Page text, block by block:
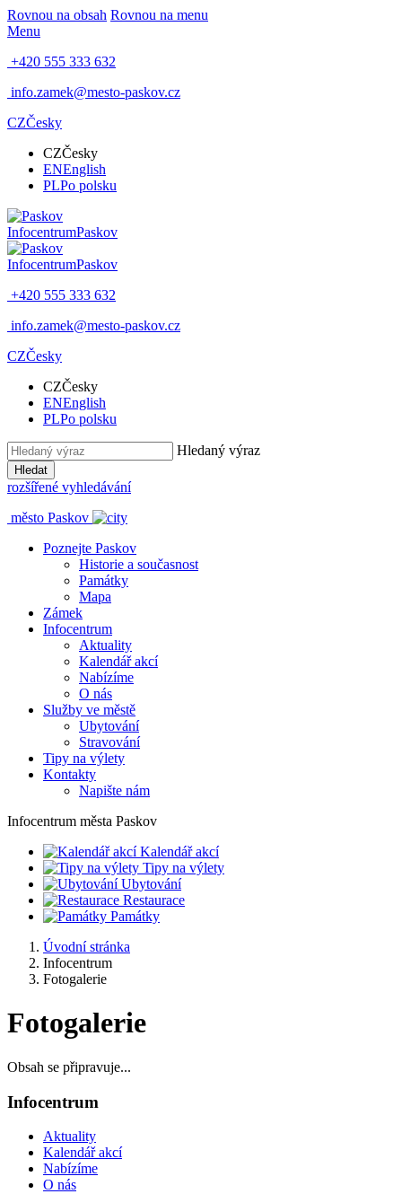
Rovnou na obsah Rovnou na menu
Menu
+420 555 333 632
info.zamek@mesto-paskov.cz
CZČesky
CZČesky
ENEnglish
PLPo polsku
InfocentrumPaskov
InfocentrumPaskov
+420 555 333 632
info.zamek@mesto-paskov.cz
CZČesky
CZČesky
ENEnglish
PLPo polsku
Hledaný výraz
Hledat
rozšířené vyhledávání
město Paskov
Poznejte Paskov
Historie a současnost
Památky
Mapa
Zámek
Infocentrum
Aktuality
Kalendář akcí
Nabízíme
O nás
Služby ve městě
Ubytování
Stravování
Tipy na výlety
Kontakty
Napište nám
Infocentrum města Paskov
Kalendář akcí
Tipy na výlety
Ubytování
Restaurace
Památky
Úvodní stránka
Infocentrum
Fotogalerie
Fotogalerie
Obsah se připravuje...
Infocentrum
Aktuality
Kalendář akcí
Nabízíme
O nás